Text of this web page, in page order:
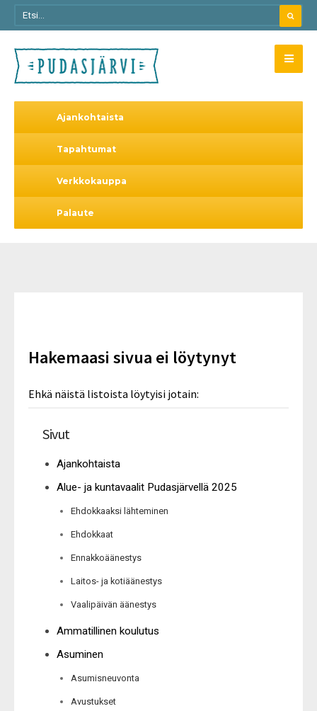
Ajankohtaista
Tapahtumat
Verkkokauppa
Palaute
Hakemaasi sivua ei löytynyt
Ehkä näistä listoista löytyisi jotain:
Sivut
Ajankohtaista
Alue- ja kuntavaalit Pudasjärvellä 2025
Ehdokkaaksi lähteminen
Ehdokkaat
Ennakkoäänestys
Laitos- ja kotiäänestys
Vaalipäivän äänestys
Ammatillinen koulutus
Asuminen
Asumisneuvonta
Avustukset